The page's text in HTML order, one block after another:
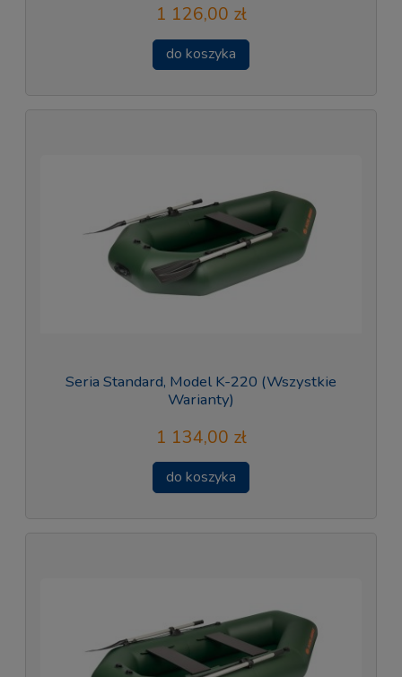
1 126,00 zł
do koszyka
Seria Standard, Model K-220 (Wszystkie
Warianty)
1 134,00 zł
do koszyka